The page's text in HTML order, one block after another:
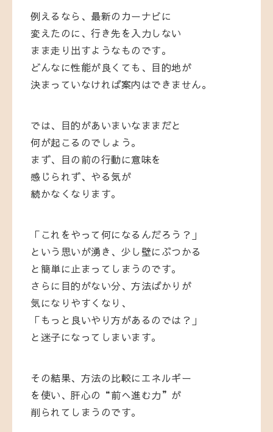
例えるなら、最新のカーナビに
変えたのに、行き先を入力しない
まま走り出すようなものです。
どんなに性能が良くても、目的地が
決まっていなければ案内はできません。
では、目的があいまいなままだと
何が起こるのでしょう。
まず、目の前の行動に意味を
感じられず、やる気が
続かなくなります。
「これをやって何になるんだろう？」
という思いが湧き、少し壁にぶつかる
と簡単に止まってしまうのです。
さらに目的がない分、方法ばかりが
気になりやすくなり、
「もっと良いやり方があるのでは？」
と迷子になってしまいます。
その結果、方法の比較にエネルギー
を使い、肝心の“前へ進む力”が
削られてしまうのです。